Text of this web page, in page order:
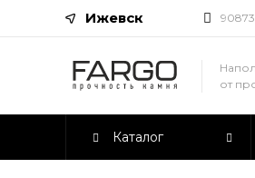
Ижевск
от
Каталог